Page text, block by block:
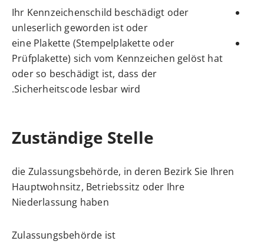
Ihr Kennzeichenschild beschädigt oder
unleserlich geworden ist oder
eine Plakette (Stempelplakette oder
Prüfplakette) sich vom Kennzeichen gelöst hat
oder so beschädigt ist, dass der
Sicherheitscode lesbar wird.
Zuständige Stelle
die Zulassungsbehörde, in deren Bezirk Sie Ihren
Hauptwohnsitz, Betriebssitz oder Ihre
Niederlassung haben
Zulassungsbehörde ist